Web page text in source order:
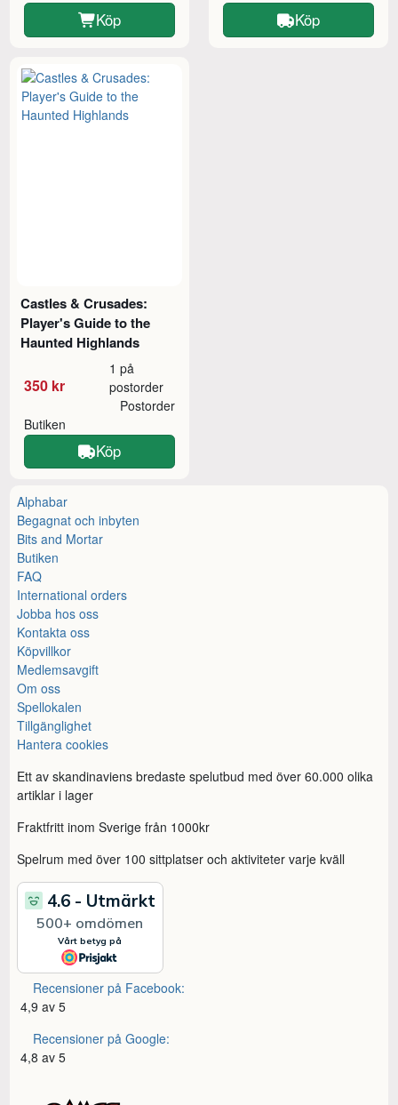
Köp Köp
Castles & Crusades:
Player's Guide to the
Haunted Highlands
350 kr
1 på
postorder
Butiken
Postorder
Köp
Alphabar
Begagnat och inbyten
Bits and Mortar
Butiken
FAQ
International orders
Jobba hos oss
Kontakta oss
Köpvillkor
Medlemsavgift
Om oss
Spellokalen
Tillgänglighet
Hantera cookies
Ett av skandinaviens bredaste spelutbud med över 60.000 olika
artiklar i lager
Fraktfritt inom Sverige från 1000kr
Spelrum med över 100 sittplatser och aktiviteter varje kväll
Recensioner på Facebook:
4,9 av 5
Recensioner på Google:
4,8 av 5